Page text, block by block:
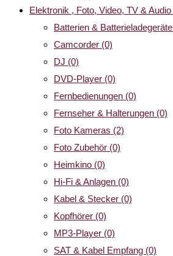
Elektronik , Foto, Video, TV & Audio
Batterien & Batterieladegeräte
Camcorder (0)
DJ (0)
DVD-Player (0)
Fernbedienungen (0)
Fernseher & Halterungen (0)
Foto Kameras (2)
Foto Zubehör (0)
Heimkino (0)
Hi-Fi & Anlagen (0)
Kabel & Stecker (0)
Kopfhörer (0)
MP3-Player (0)
SAT & Kabel Empfang (0)